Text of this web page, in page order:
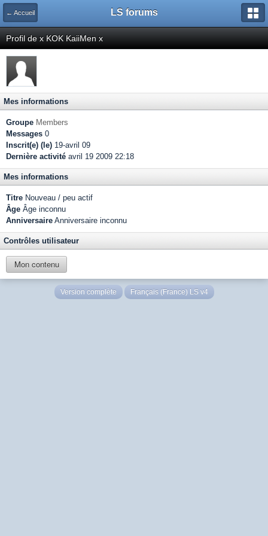
← Accueil LS forums
Profil de x KOK KaiiMen x
Mes informations
Groupe Members
Messages 0
Inscrit(e) (le) 19-avril 09
Dernière activité avril 19 2009 22:18
Mes informations
Titre Nouveau / peu actif
Âge Âge inconnu
Anniversaire Anniversaire inconnu
Contrôles utilisateur
Mon contenu
Version complète Français (France) LS v4